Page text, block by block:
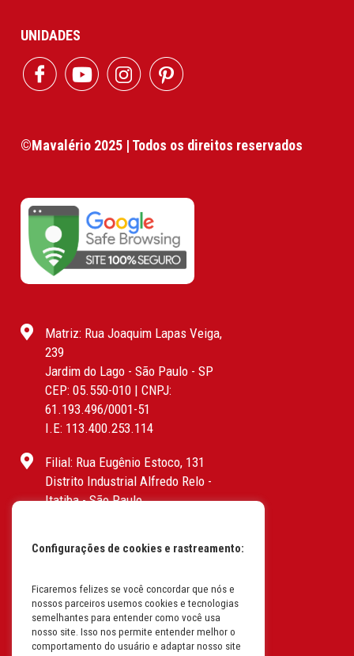
UNIDADES
©Mavalério 2025 | Todos os direitos reservados
Matriz: Rua Joaquim Lapas Veiga,
239
Jardim do Lago - São Paulo - SP
CEP: 05.550-010 | CNPJ:
61.193.496/0001-51
I.E: 113.400.253.114
Filial: Rua Eugênio Estoco, 131
Distrito Industrial Alfredo Relo -
Itatiba - São Paulo
I.E: 382.096.357.1147
Filial: Av. Odila Chaves Rodrigues,
1277
Parque industrial RM - Condomínio
Therapark - Jundiaí - São Paulo
Configurações de cookies e rastreamento:
Ficaremos felizes se você concordar que nós e
nossos parceiros usemos cookies e tecnologias
semelhantes para entender como você usa
nosso site. Isso nos permite entender melhor o
comportamento do usuário e adaptar nosso site